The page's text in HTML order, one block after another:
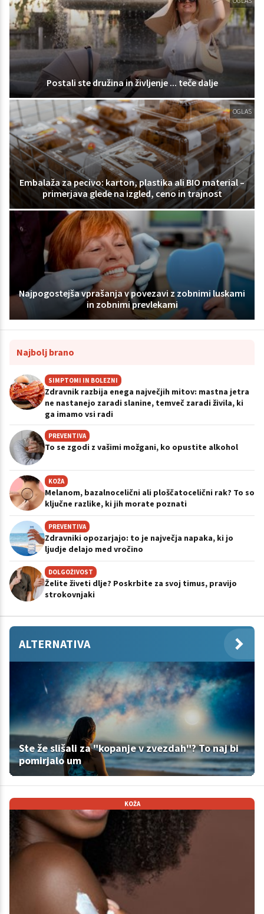
Postali ste družina in življenje ... teče dalje
OGLAS
Embalaža za pecivo: karton, plastika ali BIO material –
primerjava glede na izgled, ceno in trajnost
Najpogostejša vprašanja v povezavi z zobnimi luskami
in zobnimi prevlekami
Najbolj brano
SIMPTOMI IN BOLEZNI
Zdravnik razbija enega največjih mitov: mastna jetra
ne nastanejo zaradi slanine, temveč zaradi živila, ki
ga imamo vsi radi
PREVENTIVA
To se zgodi z vašimi možgani, ko opustite alkohol
KOŽA
Melanom, bazalnocelični ali ploščatocelični rak? To so
ključne razlike, ki jih morate poznati
PREVENTIVA
Zdravniki opozarjajo: to je največja napaka, ki jo
ljudje delajo med vročino
DOLGOŽIVOST
Želite živeti dlje? Poskrbite za svoj timus, pravijo
strokovnjaki
ALTERNATIVA
Ste že slišali za "kopanje v zvezdah"? To naj bi
pomirjalo um
KOŽA